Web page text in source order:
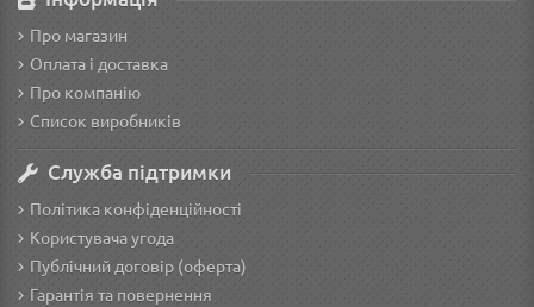
Про магазин
Оплата і доставка
Про компанію
Список виробників
Служба підтримки
Політика конфіденційності
Користувача угода
Публічний договір (оферта)
Гарантія та повернення